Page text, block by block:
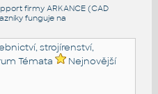
firmy ARKANCE (CAD
funguje na
strojírenství,
Témata
Nejnovější